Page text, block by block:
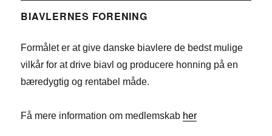
e
o
n
e
n
w
t
r
BIAVLERNES FORENING
Formålet er at give danske biavlere de bedst mulige
vilkår for at drive biavl og producere honning på en
bæredygtig og rentabel måde.
Få mere information om medlemskab her